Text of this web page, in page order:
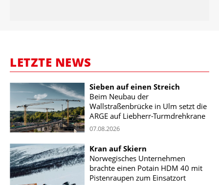
LETZTE NEWS
Sieben auf einen Streich
Beim Neubau der
Wallstraßenbrücke in Ulm setzt die
ARGE auf Liebherr-Turmdrehkrane
07.08.2026
Kran auf Skiern
Norwegisches Unternehmen
brachte einen Potain HDM 40 mit
Pistenraupen zum Einsatzort